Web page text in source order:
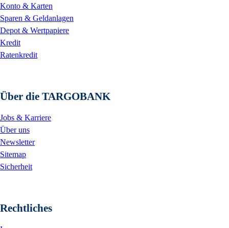
Konto & Karten
Sparen & Geldanlagen
Depot & Wertpapiere
Kredit
Ratenkredit
Über die TARGOBANK
Jobs & Karriere
Über uns
Newsletter
Sitemap
Sicherheit
Rechtliches